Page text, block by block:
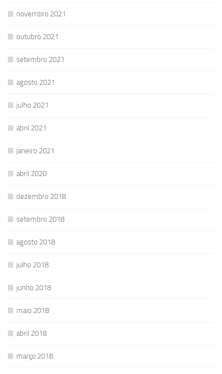
novembro 2021
outubro 2021
setembro 2021
agosto 2021
julho 2021
abril 2021
janeiro 2021
abril 2020
dezembro 2018
setembro 2018
agosto 2018
julho 2018
junho 2018
maio 2018
abril 2018
março 2018